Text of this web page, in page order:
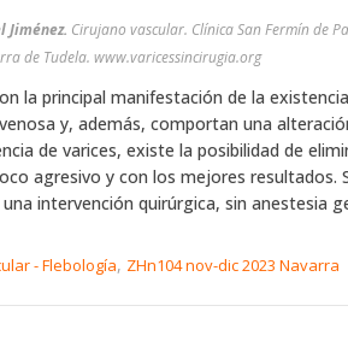
Jiménez. Cirujano vascular. Clínica San Fermín de
de Tudela. www.varicessincirugia.org
la principal manifestación de la
y, además, comportan una
de varices, existe la posibilidad de
agresivo y con los mejores resultados.
intervención quirúrgica, sin anestesia
- Flebología, ZHn104 nov-dic 2023 Navarra